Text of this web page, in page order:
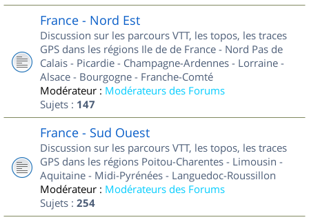
France - Nord Est
Discussion sur les parcours VTT, les topos, les traces
GPS dans les régions Ile de de France - Nord Pas de
Calais - Picardie - Champagne-Ardennes - Lorraine -
Alsace - Bourgogne - Franche-Comté
Modérateur : Modérateurs des Forums
Sujets : 147
France - Sud Ouest
Discussion sur les parcours VTT, les topos, les traces
GPS dans les régions Poitou-Charentes - Limousin -
Aquitaine - Midi-Pyrénées - Languedoc-Roussillon
Modérateur : Modérateurs des Forums
Sujets : 254